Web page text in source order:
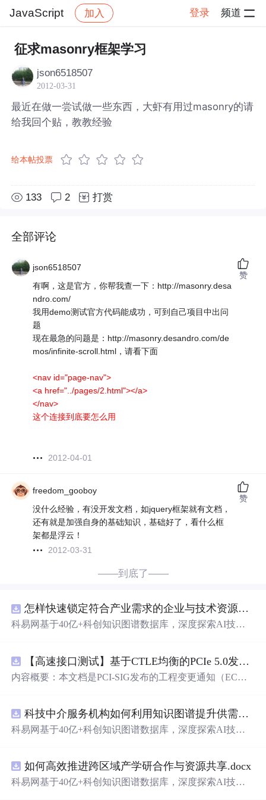
JavaScript 加入 登录 频道
社区 JavaScript 帖子详情
征求masonry框架学习
json6518507
2012-03-31
最近在做一尝试做一些东西，大虾有用过masonry的请
给我回个贴，教教经验
给本帖投票
133 2 打赏
全部评论
json6518507
有啊，这是官方，你帮我查一下：http://masonry.desa
ndro.com/
我用demo测试官方代码能成功，可到自己项目中出问
题
现在最急的问题是：http://masonry.desandro.com/de
mos/infinite-scroll.html，请看下面
<nav id="page-nav">
<a href="../pages/2.html"></a>
</nav>
这个连接到底要怎么用
2012-04-01
赞
freedom_gooboy
没什么经验，有没开发文档，如jquery框架就有文档，
还有就是加强自身的基础知识，基础好了，看什么框
架都是浮云！
2012-03-31
赞
——到底了——
怎样快速锁定符合产业需求的企业与技术资源？.docx
科易网基于40亿+科创知识图谱数据库，深度探索AI技术
新领域的AI+数智化解决方案，推动科技创新与产业创新
智能化发展。
【高速接口测试】基于CTLE均衡的PCIe 5.0发射机抖动测量方法：32 GT/s速率下精确评估硅基抖动分量的技术方案
内容概要：本文档是PCI-SIG发布的工程变更通知（EC
式”替代原有的S参数去嵌入法，通过在被测通道应用基于
CTLE的均衡来减少因信道损耗导致的信号退化，从而更准
了传统去嵌入过程中高频噪声放大带来的测量不准确性。
对于2.5至16.0 GT/s速率，原有测量方法保持不变。; 适合
人群：从事高速接口设计、验证或测试的工程师，尤其是
科技中介服务机构如何利用知识图谱提升供需匹配精准度？.docx
科易网基于40亿+科创知识图谱数据库，深度探索AI技术
新领域的AI+数智化解决方案，推动科技创新与产业创新
智能化发展。
如何高效推进跨区域产学研合作与资源共享.docx
科易网基于40亿+科创知识图谱数据库，深度探索AI技术